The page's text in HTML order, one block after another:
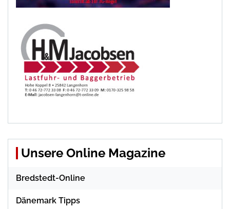
Unsere Online Magazine
Bredstedt-Online
Dänemark Tipps